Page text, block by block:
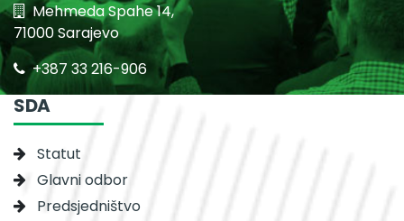
Mehmeda Spahe 14,
71000 Sarajevo
+387 33 216-906
SDA
Statut
Glavni odbor
Predsjedništvo